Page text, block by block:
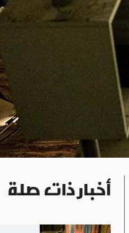
أخبار ذات صلة